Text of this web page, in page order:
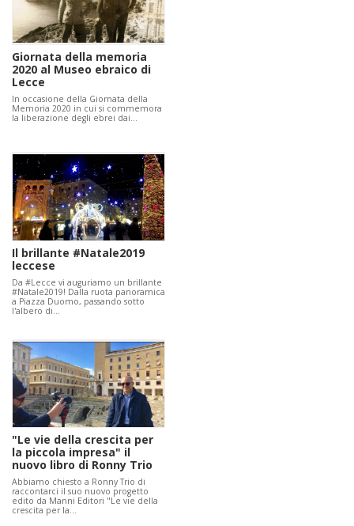
Giornata della memoria
2020 al Museo ebraico di
Lecce
In occasione della Giornata della
Memoria 2020 in cui si commemora
la liberazione degli ebrei dai…
Il brillante #Natale2019
leccese
Da #Lecce vi auguriamo un brillante
#Natale2019! Dalla ruota panoramica
a Piazza Duomo, passando sotto
l'albero di…
"Le vie della crescita per
la piccola impresa" il
nuovo libro di Ronny Trio
Abbiamo chiesto a Ronny Trio di
raccontarci il suo nuovo progetto
edito da Manni Editori "Le vie della
crescita per la…